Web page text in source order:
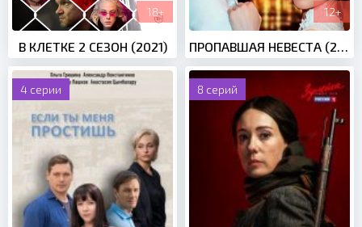
18+
В КЛЕТКЕ 2 СЕЗОН (2021)
12+
4 серии 8 серий